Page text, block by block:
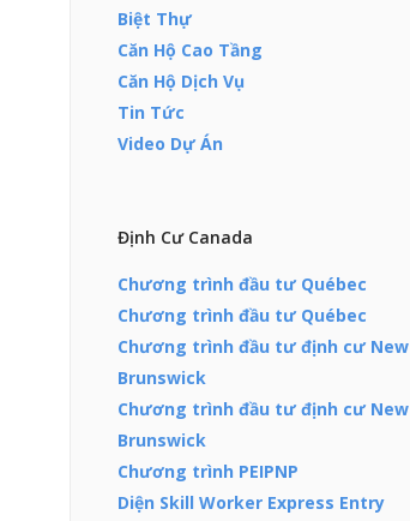
Biệt Thự
Căn Hộ Cao Tầng
Căn Hộ Dịch Vụ
Tin Tức
Video Dự Án
Định Cư Canada
Chương trình đầu tư Québec
Chương trình đầu tư Québec
Chương trình đầu tư định cư New
Brunswick
Chương trình đầu tư định cư New
Brunswick
Chương trình PEIPNP
Diện Skill Worker Express Entry